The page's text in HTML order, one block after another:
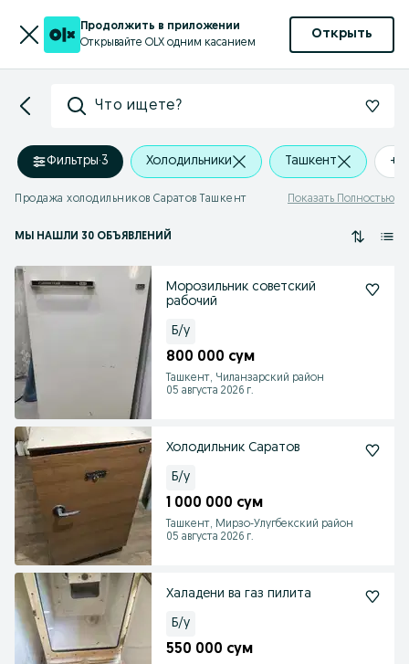
Продолжить в приложении
Открывайте OLX одним касанием
Открыть
Что ищете?
Фильтры·3 Холодильники Ташкент +0
Продажа холодильников Саратов Ташкент Показать Полностью
МЫ НАШЛИ 30 ОБЪЯВЛЕНИЙ
Морозильник советский
рабочий
Б/у
800 000 сум
Ташкент, Чиланзарский район
05 августа 2026 г.
Холодильник Саратов
Б/у
1 000 000 сум
Ташкент, Мирзо-Улугбекский район
05 августа 2026 г.
Халадени ва газ пилита
Б/у
550 000 сум